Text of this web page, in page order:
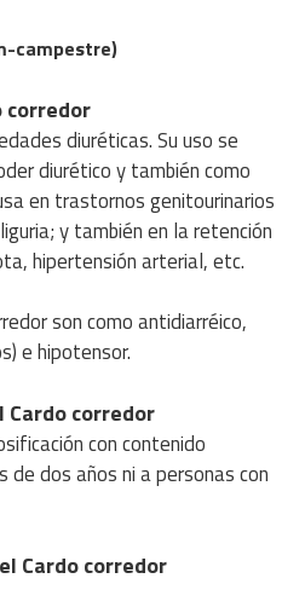
campestre)
corredor
diuréticas. Su uso se
diurético y también como
en trastornos genitourinarios
y también en la retención
hipertensión arterial, etc.
son como antidiarréico,
e hipotensor.
corredor
con contenido
de dos años ni a personas con
Cardo corredor